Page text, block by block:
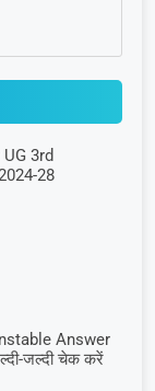
3rd
28
Answer
जल्दी चेक करें